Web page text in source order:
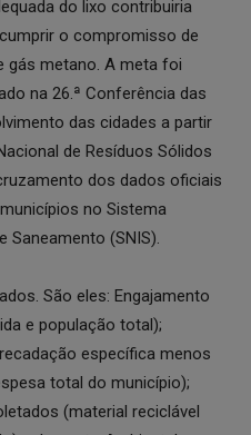
do lixo contribuiria
o compromisso de
gás metano. A meta foi
na 26.ª Conferência das
das cidades a partir
de Resíduos Sólidos
dos dados oficiais
no Sistema
Saneamento (SNIS).
São eles: Engajamento
e população total);
específica menos
total do município);
(material reciclável